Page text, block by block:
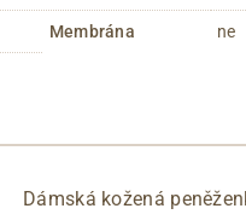
Membrána ne
Dámská kožená